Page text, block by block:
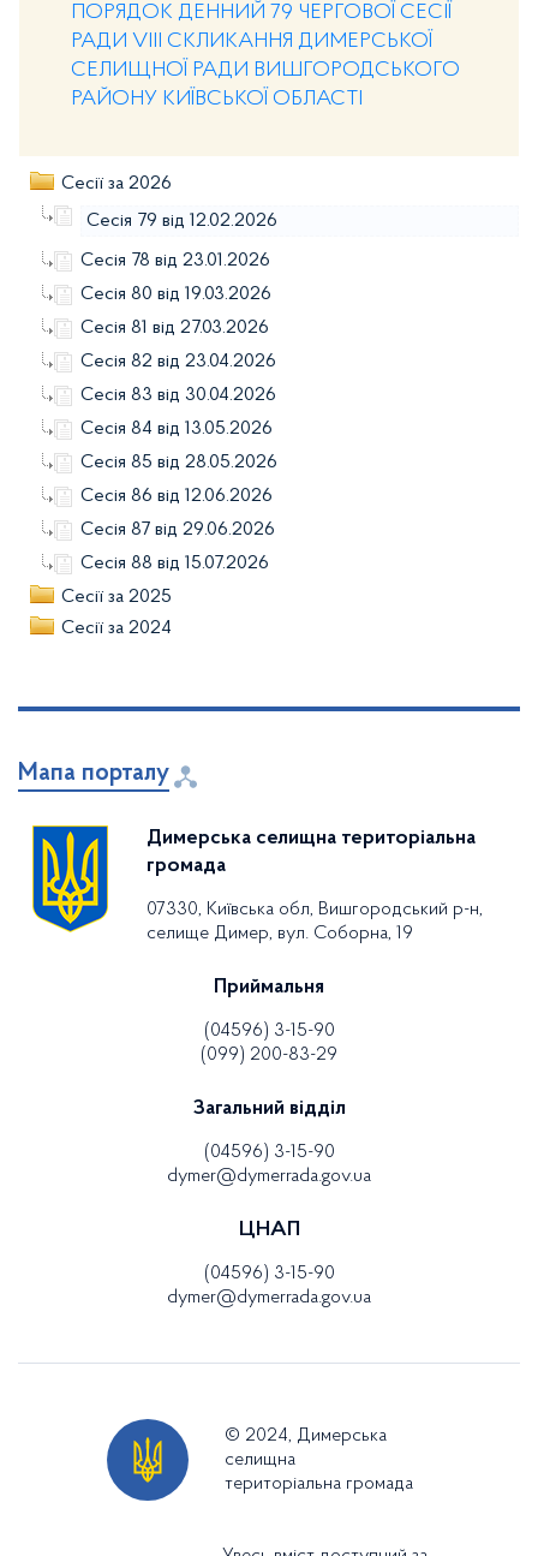
ПОРЯДОК ДЕННИЙ 79 ЧЕРГОВОЇ СЕСІЇ
РАДИ VIII СКЛИКАННЯ ДИМЕРСЬКОЇ
СЕЛИЩНОЇ РАДИ ВИШГОРОДСЬКОГО
РАЙОНУ КИЇВСЬКОЇ ОБЛАСТІ
Сесії за 2026
Сесія 79 від 12.02.2026
Сесія 78 від 23.01.2026
Сесія 80 від 19.03.2026
Сесія 81 від 27.03.2026
Сесія 82 від 23.04.2026
Сесія 83 від 30.04.2026
Сесія 84 від 13.05.2026
Сесія 85 від 28.05.2026
Сесія 86 від 12.06.2026
Сесія 87 від 29.06.2026
Сесія 88 від 15.07.2026
Сесії за 2025
Сесії за 2024
Мапа порталу
Димерська селищна територіальна
громада
07330, Київська обл, Вишгородський р-н,
селище Димер, вул. Соборна, 19
Приймальня
(04596) 3-15-90
(099) 200-83-29
Загальний відділ
(04596) 3-15-90
dymer@dymerrada.gov.ua
ЦНАП
(04596) 3-15-90
dymer@dymerrada.gov.ua
© 2024, Димерська
селищна
територіальна громада